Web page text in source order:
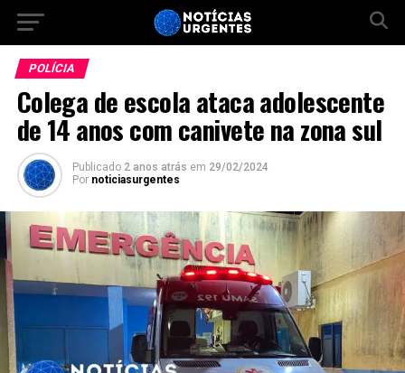
POLÍCIA
Colega de escola ataca adolescente
de 14 anos com canivete na zona sul
Publicado 2 anos atrás em 29/02/2024
Por noticiasurgentes